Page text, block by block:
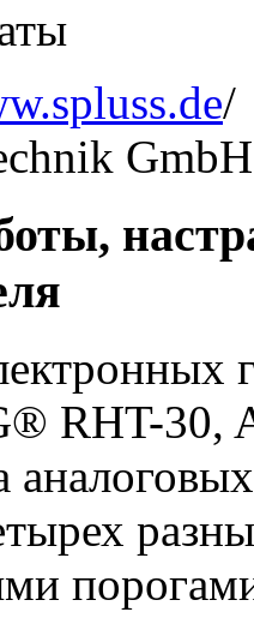
/
GmbH
RHT-30,